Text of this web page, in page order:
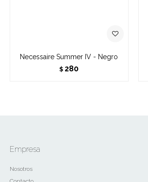
Necessaire Summer IV - Negro
$ 280
Empresa
Nosotros